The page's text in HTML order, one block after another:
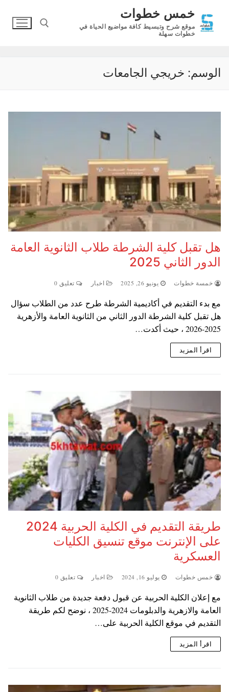
المحتوى
خمس خطوات
موقع شرح وتبسيط كافة مواضيع الحياة في
خطوات سهلة
الوسم: خريجي الجامعات
هل تقبل كلية الشرطة طلاب الثانوية العامة
الدور الثاني 2025
خمسة خطوات يونيو 26, 2025 اخبار تعليق 0
مع بدء التقديم في أكاديمية الشرطة طرح عدد من الطلاب سؤال
هل تقبل كلية الشرطة الدور الثاني من الثانوية العامة والأزهرية
2025-2026 ، حيث أكدت…
اقرأ المزيد
طريقة التقديم في الكلية الحربية 2024
على الإنترنت موقع تنسيق الكليات
العسكرية
خمس خطوات يوليو 16, 2024 اخبار تعليق 0
مع إعلان الكلية الحربية عن قبول دفعة جديدة من طلاب الثانوية
العامة والازهرية والدبلومات 2024-2025 ، نوضح لكم طريقة
التقديم في موقع الكلية الحربية على…
اقرأ المزيد